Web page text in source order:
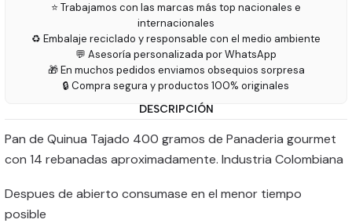
⭐ Trabajamos con las marcas más top nacionales e
internacionales
♻️ Embalaje reciclado y responsable con el medio ambiente
💬 Asesoría personalizada por WhatsApp
🎁 En muchos pedidos enviamos obsequios sorpresa
🔒 Compra segura y productos 100% originales
DESCRIPCIÓN
Pan de Quinua Tajado 400 gramos de Panaderia gourmet
con 14 rebanadas aproximadamente. Industria Colombiana
Despues de abierto consumase en el menor tiempo
posible